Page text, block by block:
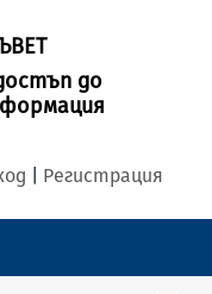
до
Регистрация